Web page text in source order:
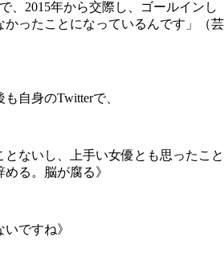
、2015年から交際し、ゴールインし
かったことになっているんです」（芸
自身のTwitterで、
とないし、上手い女優とも思ったこと
る。脳が腐る》
ですね》